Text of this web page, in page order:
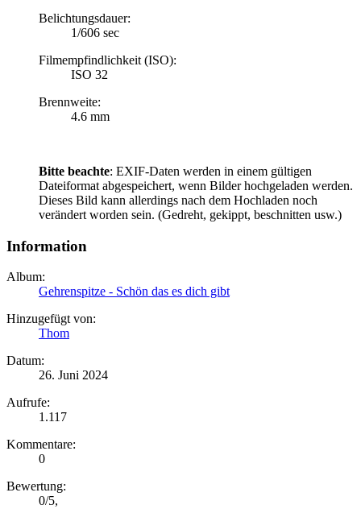
Belichtungsdauer:
1/606 sec
Filmempfindlichkeit (ISO):
ISO 32
Brennweite:
4.6 mm
Bitte beachte: EXIF-Daten werden in einem gültigen
Dateiformat abgespeichert, wenn Bilder hochgeladen werden.
Dieses Bild kann allerdings nach dem Hochladen noch
verändert worden sein. (Gedreht, gekippt, beschnitten usw.)
Information
Album:
Gehrenspitze - Schön das es dich gibt
Hinzugefügt von:
Thom
Datum:
26. Juni 2024
Aufrufe:
1.117
Kommentare:
0
Bewertung:
0/5,